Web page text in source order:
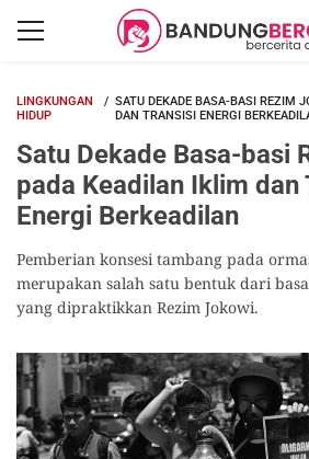
LINGKUNGAN
HIDUP
SATU DEKADE BASA-BASI REZIM
DAN TRANSISI ENERGI
Satu Dekade Basa-basi
pada Keadilan Iklim dan
Energi Berkeadilan
Pemberian konsesi tambang pada
merupakan salah satu bentuk dari
yang dipraktikkan Rezim Jokowi.